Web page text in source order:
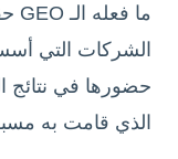
ما فعله الـ GEO حقاً هو فضح التكتيكات المختصرة.
الشركات التي
الذي قامت به